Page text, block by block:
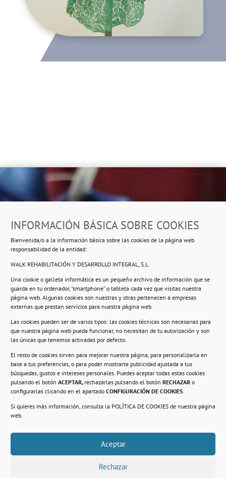
INFORMACIÓN BÁSICA SOBRE COOKIES
Bienvenida/o a la información básica sobre las cookies de la página web
responsabilidad de la entidad:
WALK REHABILITACIÓN Y DESARROLLO INTEGRAL, S.L.
Una cookie o galleta informática es un pequeño archivo de información que se
guarda en tu ordenador, “smartphone” o tableta cada vez que visitas nuestra
página web. Algunas cookies son nuestras y otras pertenecen a empresas
externas que prestan servicios para nuestra página web.
Las cookies pueden ser de varios tipos: las cookies técnicas son necesarias para
que nuestra página web pueda funcionar, no necesitan de tu autorización y son
las únicas que tenemos activadas por defecto.
El resto de cookies sirven para mejorar nuestra página, para personalizarla en
base a tus preferencias, o para poder mostrarte publicidad ajustada a tus
búsquedas, gustos e intereses personales. Puedes aceptar todas estas cookies
pulsando el botón ACEPTAR, rechazarlas pulsando el botón RECHAZAR o
configurarlas clicando en el apartado CONFIGURACIÓN DE COOKIES.
Si quieres más información, consulta la POLÍTICA DE COOKIES de nuestra página
web.
Aceptar
Rechazar
Ropero Solidario de Usera
Beasáin 25-33posterior, local 3 – 28041 Madrid
Información
Compromiso con la protección de datos
Política de Cookies.
© 2021. Realizado en el Centro de Rehabilitación